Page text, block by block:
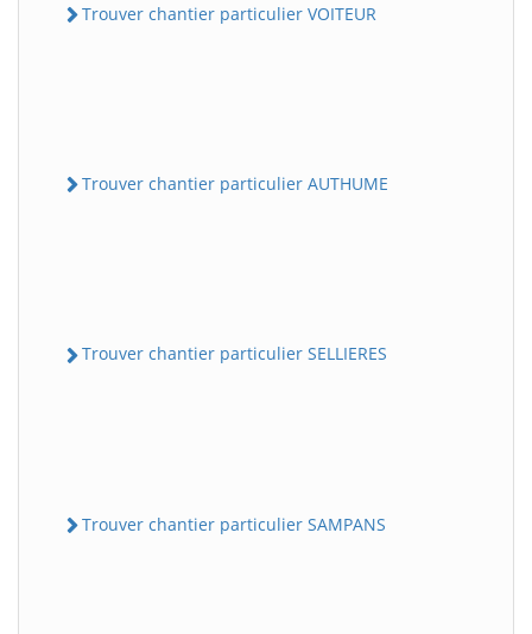
Trouver chantier particulier VOITEUR
Trouver chantier particulier AUTHUME
Trouver chantier particulier SELLIERES
Trouver chantier particulier SAMPANS